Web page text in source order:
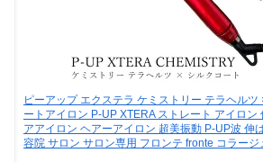
ピーアップ エクステラ ケミストリー テラヘルツ
ートアイロン P-UP XTERA ストレート アイロン
アアイロン ヘアーアイロン 超美振動 P-UP波 伸
容院 サロン サロン専用 フロンテ fronte コラージ